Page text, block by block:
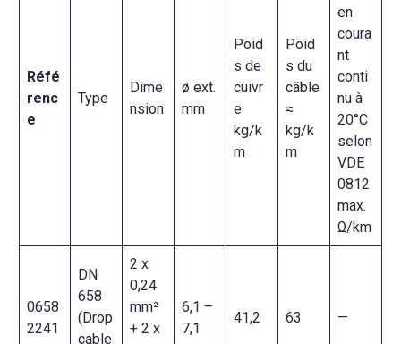
Réfé
renc
e
Type
Dime
nsion
ø ext.
mm
Poid
s de
cuivr
e
kg/k
m
Poid
s du
câble
≈
kg/k
m
en
coura
nt
conti
nu à
20°C
selon
VDE
0812
max.
Ω/km
0658
2241
DN
658
(Drop
cable
2 x
0,24
mm²
+ 2 x
6,1 –
7,1
41,2 63 —